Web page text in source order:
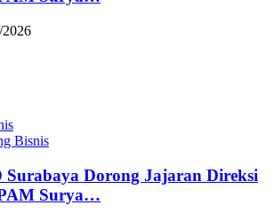
Bisnis
Surabaya Dorong Jajaran Direksi
Surya…